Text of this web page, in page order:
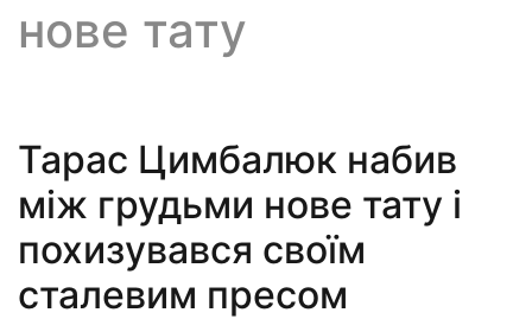
нове тату
Тарас Цимбалюк набив
між грудьми нове тату і
похизувався своїм
сталевим пресом